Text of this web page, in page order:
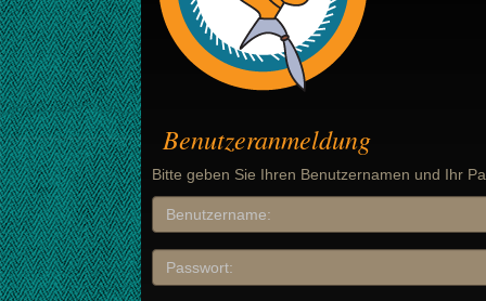
Benutzeranmeldung
Bitte geben Sie Ihren Benutzernamen und Ihr